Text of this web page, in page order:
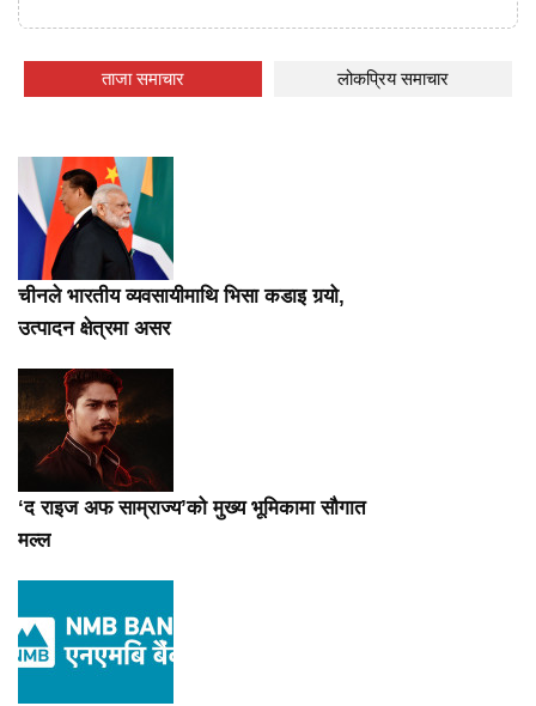
ताजा समाचार लोकप्रिय समाचार
चीनले भारतीय व्यवसायीमाथि भिसा कडाइ गर्‍यो,
उत्पादन क्षेत्रमा असर
‘द राइज अफ साम्राज्य’को मुख्य भूमिकामा सौगात
मल्ल